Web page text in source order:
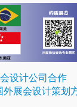
设计公司合作
外展会设计策划